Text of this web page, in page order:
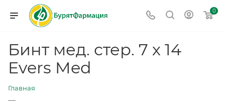
0
Бинт мед. стер. 7 х 14
Evers Med
Главная